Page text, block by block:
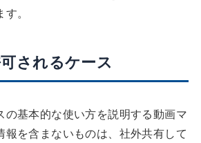
。
されるケース
の基本的な使い方を説明する動画マ
報を含まないものは、社外共有して